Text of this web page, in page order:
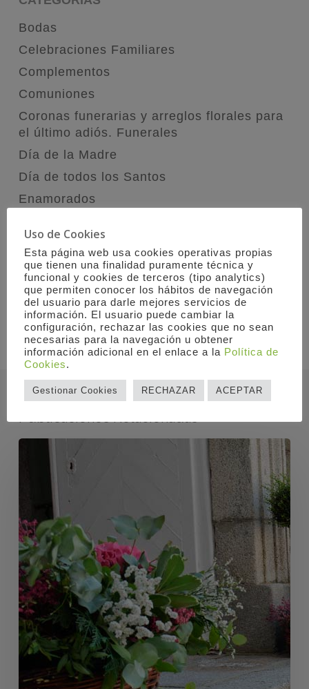
Bodas
Celebraciones Familiares
Complementos
Comuniones
Coronas funerarias y arreglos florales para
el último adiós. Funerales
Día de la Madre
Día de todos los Santos
Enamorados
Taller Floral
Publicaciones Relacionadas
Uso de Cookies
Esta página web usa cookies operativas propias
que tienen una finalidad puramente técnica y
funcional y cookies de terceros (tipo analytics)
que permiten conocer los hábitos de navegación
del usuario para darle mejores servicios de
información. El usuario puede cambiar la
configuración, rechazar las cookies que no sean
necesarias para la navegación u obtener
información adicional en el enlace a la Política de
Cookies.
Gestionar Cookies RECHAZAR ACEPTAR